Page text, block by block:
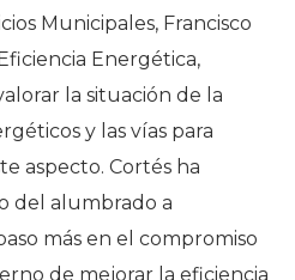
Municipales, Francisco
Energética,
la situación de la
y las vías para
aspecto. Cortés ha
del alumbrado a
más en el compromiso
de mejorar la eficiencia